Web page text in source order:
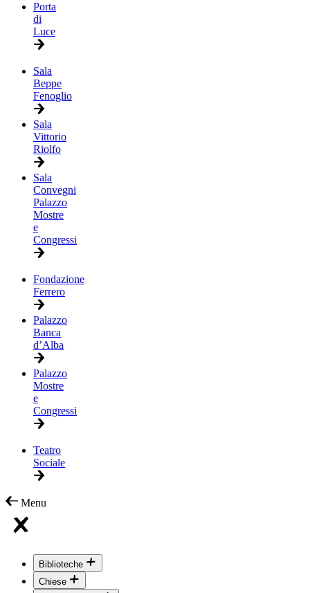
Porta
di
Luce
Sala
Beppe
Fenoglio
Sala
Vittorio
Riolfo
Sala
Convegni
Palazzo
Mostre
e
Congressi
Fondazione
Ferrero
Palazzo
Banca
d’Alba
Palazzo
Mostre
e
Congressi
Teatro
Sociale
Menu
Biblioteche
Chiese